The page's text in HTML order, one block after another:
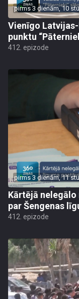
pirms 3 dienām, 10
Vienīgo
punktu
412. epizode
pirms 3 dienām, 11
Kārtējā
par Šengenas
412. epizode